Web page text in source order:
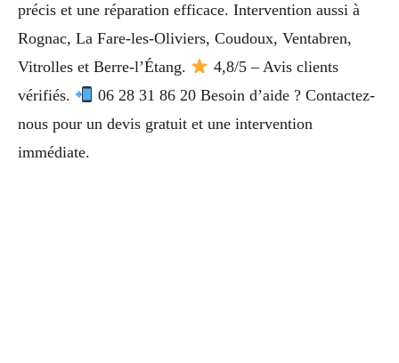
précis et une réparation efficace. Intervention aussi à
Rognac, La Fare-les-Oliviers, Coudoux, Ventabren,
Vitrolles et Berre-l’Étang.
4,8/5 – Avis clients
vérifiés.
06 28 31 86 20 Besoin d’aide ? Contactez-
nous pour un devis gratuit et une intervention
immédiate.